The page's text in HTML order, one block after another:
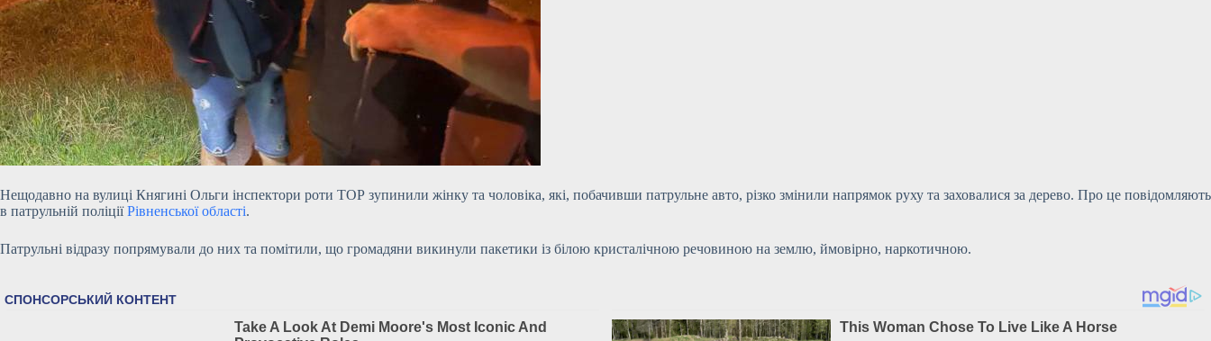
Нещодавно на вулиці Княгині Ольги інспектори роти ТОР зупинили жінку та чоловіка, які, побачивши патрульне авто, різко змінили напрямок руху та заховалися за дерево. Про це повідомляють
в патрульній поліціїРівненської області.
Патрульні відразу попрямували до них та помітили, що громадяни викинули пакетики із білою кристалічною речовиною на землю, ймовірно, наркотичною.